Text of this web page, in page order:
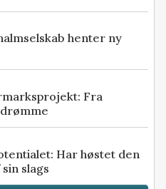
henter ny
Fra
Har høstet den
slags